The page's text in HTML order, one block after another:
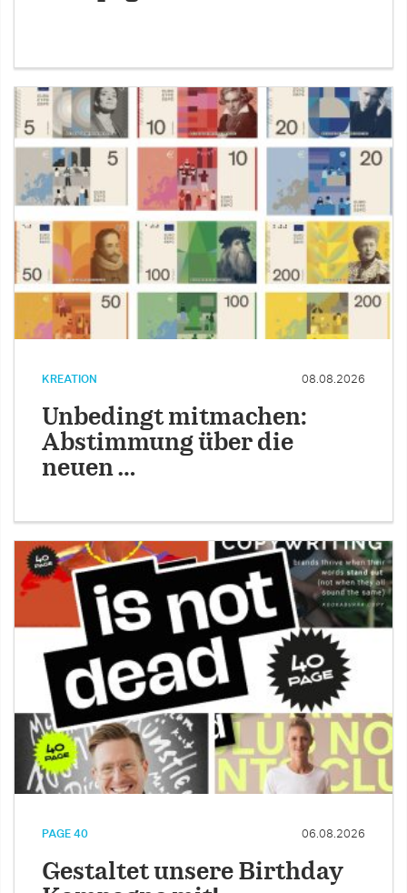
KREATION 08.08.2026
Unbedingt mitmachen:
Abstimmung über die
neuen …
PAGE 40 06.08.2026
Gestaltet unsere Birthday